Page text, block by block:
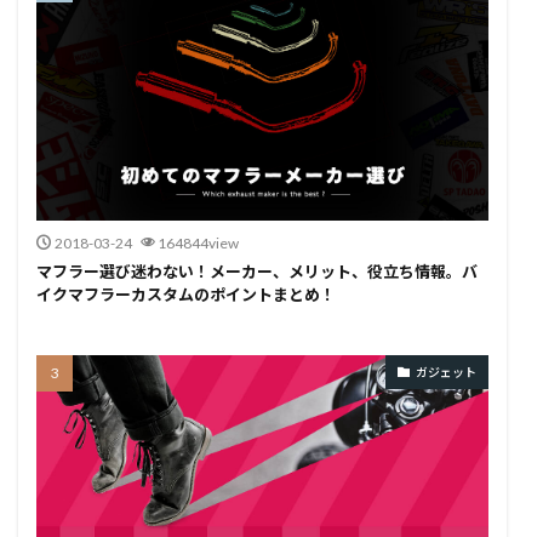
2018-03-24 164844view
マフラー選び迷わない！メーカー、メリット、役立ち情報。バ
イクマフラーカスタムのポイントまとめ！
ガジェット